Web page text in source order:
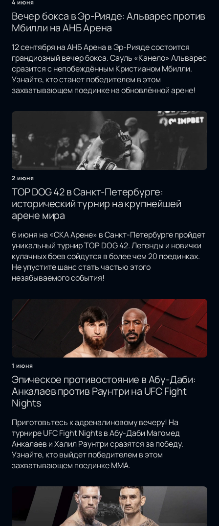
4 июня
Вечер бокса в Эр-Рияде: Альварес против
Мбилли на АНБ Арена
12 сентября на АНБ Арена в Эр-Рияде состоится
грандиозный вечер бокса. Сауль «Канело» Альварес
сразится с непобеждённым Кристианом Мбилли.
Узнайте, кто станет победителем в этом
захватывающем поединке на обновлённой арене!
2 июня
TOP DOG 42 в Санкт-Петербурге:
исторический турнир на крупнейшей
арене мира
6 июня на «СКА Арене» в Санкт-Петербурге пройдет
уникальный турнир TOP DOG 42. Легенды и новички
кулачных боев сойдутся в более чем 20 поединках.
Не упустите шанс стать частью этого
незабываемого события!
1 июня
Эпическое противостояние в Абу-Даби:
Анкалаев против Раунтри на UFC Fight
Nights
Приготовьтесь к адреналиновому вечеру! На
турнире UFC Fight Nights в Абу-Даби Магомед
Анкалаев и Халил Раунтри сразятся за победу.
Узнайте, кто выйдет победителем в этом
захватывающем поединке MMA.